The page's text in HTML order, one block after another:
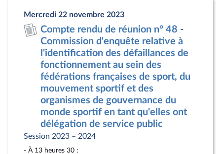
document
pdf
Mercredi 22 novembre 2023
Compte rendu de réunion n° 48 -
Commission d'enquête relative à
l'identification des défaillances de
fonctionnement au sein des
fédérations françaises de sport, du
mouvement sportif et des
organismes de gouvernance du
monde sportif en tant qu'elles ont
délégation de service public
Session 2023 – 2024
- À 13 heures 30 :